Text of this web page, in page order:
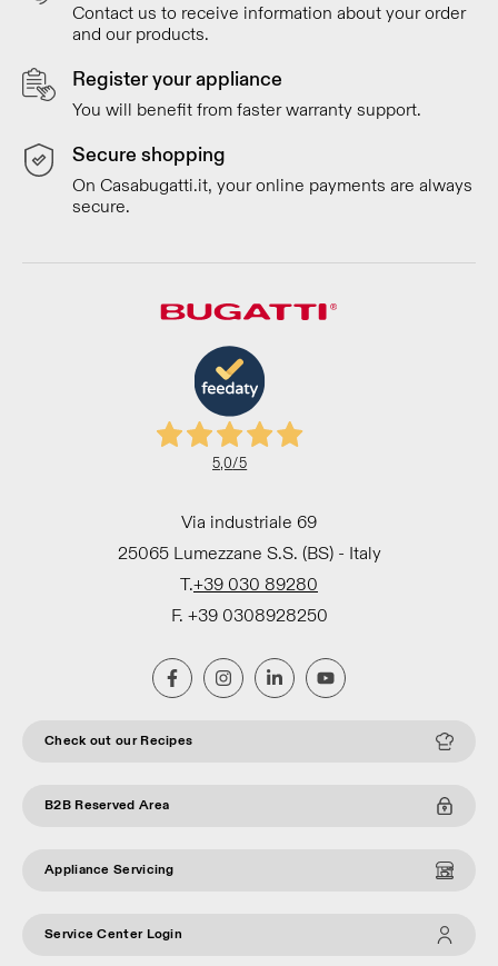
Contact us to receive information about your order
and our products.
Register your appliance
You will benefit from faster warranty support.
Secure shopping
On Casabugatti.it, your online payments are always
secure.
5,0/5
Via industriale 69
25065 Lumezzane S.S. (BS) - Italy
T.+39 030 89280
F. +39 0308928250
Check out our Recipes
B2B Reserved Area
Appliance Servicing
Service Center Login